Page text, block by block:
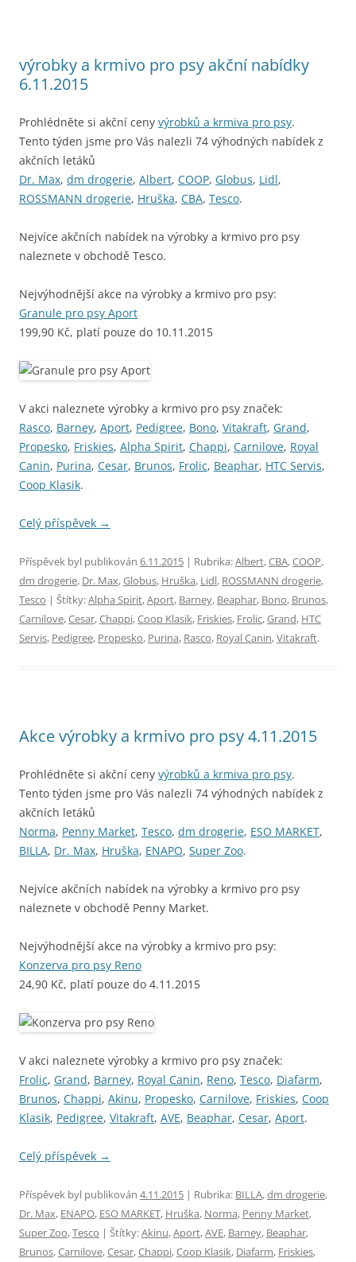
výrobky a krmivo pro psy akční nabídky
6.11.2015
Prohlédněte si akční ceny výrobků a krmiva pro psy.
Tento týden jsme pro Vás nalezli 74 výhodných nabídek z
akčních letáků
Dr. Max, dm drogerie, Albert, COOP, Globus, Lidl,
ROSSMANN drogerie, Hruška, CBA, Tesco.
Nejvíce akčních nabídek na výrobky a krmivo pro psy
naleznete v obchodě Tesco.
Nejvýhodnější akce na výrobky a krmivo pro psy:
Granule pro psy Aport
199,90 Kč, platí pouze do 10.11.2015
V akci naleznete výrobky a krmivo pro psy značek:
Rasco, Barney, Aport, Pedigree, Bono, Vitakraft, Grand,
Propesko, Friskies, Alpha Spirit, Chappi, Carnilove, Royal
Canin, Purina, Cesar, Brunos, Frolic, Beaphar, HTC Servis,
Coop Klasik.
Celý příspěvek →
Příspěvek byl publikován 6.11.2015 | Rubrika:Albert,CBA,COOP,
dm drogerie, Dr. Max,Globus, Hruška, Lidl, ROSSMANN drogerie,
Tesco | Štítky:Alpha Spirit,Aport, Barney, Beaphar, Bono, Brunos,
Carnilove,Cesar,Chappi,Coop Klasik, Friskies, Frolic,Grand, HTC
Servis, Pedigree, Propesko, Purina, Rasco, Royal Canin,Vitakraft.
Akce výrobky a krmivo pro psy 4.11.2015
Prohlédněte si akční ceny výrobků a krmiva pro psy.
Tento týden jsme pro Vás nalezli 74 výhodných nabídek z
akčních letáků
Norma, Penny Market, Tesco, dm drogerie, ESO MARKET,
BILLA, Dr. Max, Hruška, ENAPO, Super Zoo.
Nejvíce akčních nabídek na výrobky a krmivo pro psy
naleznete v obchodě Penny Market.
Nejvýhodnější akce na výrobky a krmivo pro psy:
Konzerva pro psy Reno
24,90 Kč, platí pouze do 4.11.2015
V akci naleznete výrobky a krmivo pro psy značek:
Frolic, Grand, Barney, Royal Canin, Reno, Tesco, Diafarm,
Brunos, Chappi, Akinu, Propesko, Carnilove, Friskies, Coop
Klasik, Pedigree, Vitakraft, AVE, Beaphar, Cesar, Aport.
Celý příspěvek →
Příspěvek byl publikován 4.11.2015 | Rubrika: BILLA,dm drogerie,
Dr. Max, ENAPO, ESO MARKET, Hruška, Norma, Penny Market,
Super Zoo,Tesco | Štítky:Akinu,Aport,AVE, Barney, Beaphar,
Brunos,Carnilove,Cesar,Chappi,Coop Klasik, Diafarm, Friskies,